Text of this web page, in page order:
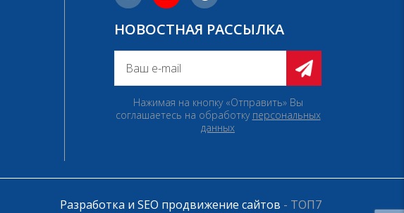
НОВОСТНАЯ РАССЫЛКА
Нажимая на кнопку «Отправить» Вы
соглашаетесь на обработку персональных
данных
Разработка и SEO продвижение сайтов - ТОП7